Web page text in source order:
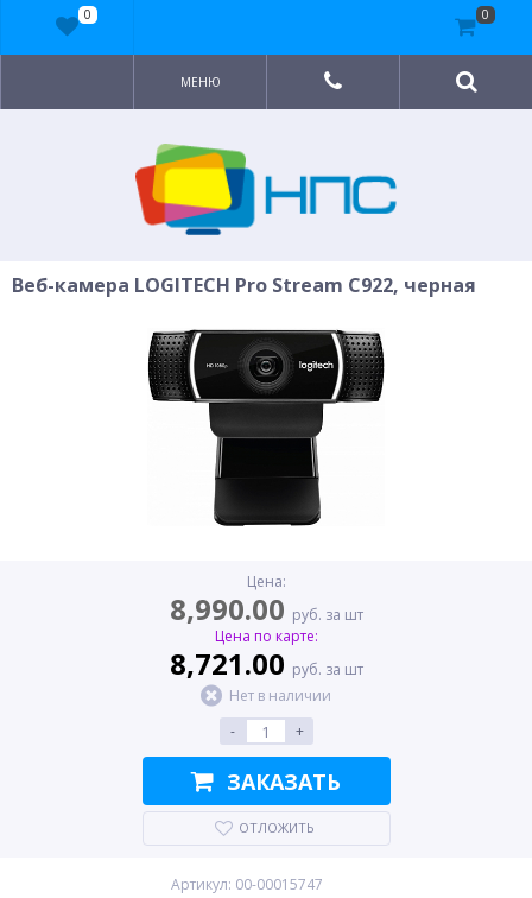
МЕНЮ
Веб-камера LOGITECH Pro Stream C922, черная
Цена:
8,990.00 руб. за шт
Цена по карте:
8,721.00 руб. за шт
Нет в наличии
-
+
ЗАКАЗАТЬ
ОТЛОЖИТЬ
Артикул: 00-00015747
0 0